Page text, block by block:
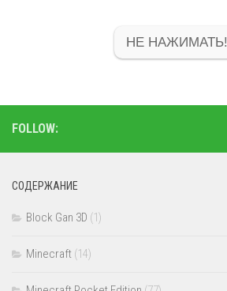
НЕ НАЖИМАТЬ!
FOLLOW:
СОДЕРЖАНИЕ
Block Gan 3D (1)
Minecraft (14)